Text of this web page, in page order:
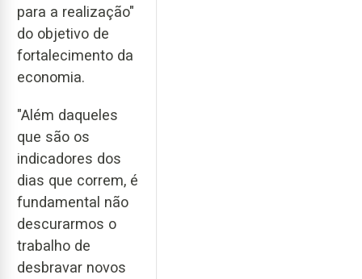
para a realização"
do objetivo de
fortalecimento da
economia.
"Além daqueles
que são os
indicadores dos
dias que correm, é
fundamental não
descurarmos o
trabalho de
desbravar novos